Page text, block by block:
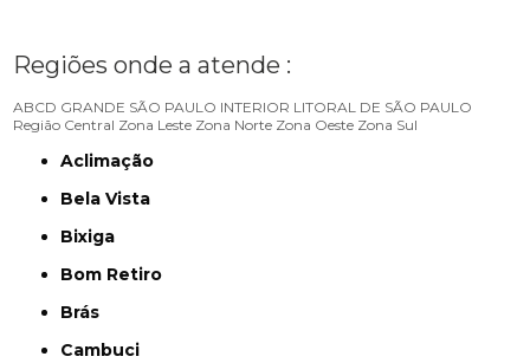
Regiões onde a atende :
ABCD GRANDE SÃO PAULO INTERIOR LITORAL DE SÃO PAULO
Região Central Zona Leste Zona Norte Zona Oeste Zona Sul
Aclimação
Bela Vista
Bixiga
Bom Retiro
Brás
Cambuci